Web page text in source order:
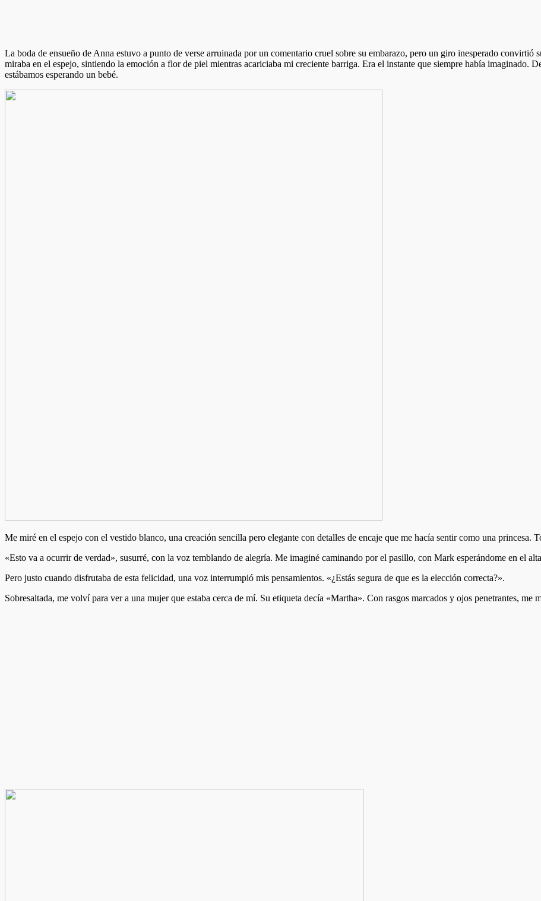
La boda de ensueño de Anna estuvo a punto de verse arruinada por un comentario cruel sobre su embarazo, pero un giro inesperado
miraba en el espejo, sintiendo la emoción a flor de piel mientras acariciaba mi creciente barriga. Era el instante que siempre había imaginado.
estábamos esperando un bebé.
Me miré en el espejo con el vestido blanco, una creación sencilla pero elegante con detalles de encaje que me hacía sentir como una princesa.
«Esto va a ocurrir de verdad», susurré, con la voz temblando de alegría. Me imaginé caminando por el pasillo, con Mark esperándome en el
Pero justo cuando disfrutaba de esta felicidad, una voz interrumpió mis pensamientos. «¿Estás segura de que es la elección correcta?».
Sobresaltada, me volví para ver a una mujer que estaba cerca de mí. Su etiqueta decía «Martha». Con rasgos marcados y ojos penetrantes, me